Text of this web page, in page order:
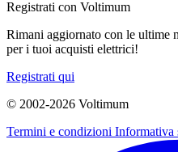
Registrati con Voltimum
Rimani aggiornato con le ultime
per i tuoi acquisti elettrici!
Registrati qui
© 2002-2026 Voltimum
Termini e condizioni Informativa